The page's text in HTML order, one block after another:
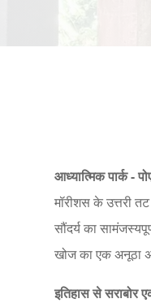
आध्यात्मिक पार्क -
मॉरीशस के उत्तरी
सौंदर्य का
खोज का एक अनूठा
इतिहास से सराबोर